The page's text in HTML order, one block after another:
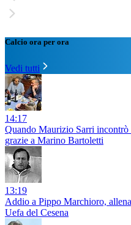
Calcio ora per ora
Vedi tutti
14:17
Quando Maurizio Sarri
grazie a Marino Bartoletti
13:19
Addio a Pippo Marchioro,
Uefa del Cesena